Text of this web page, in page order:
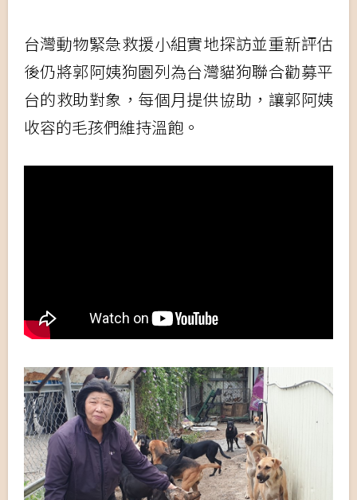
台灣動物緊急救援小組實地探訪並重新評估
後仍將郭阿姨狗園列為台灣貓狗聯合勸募平
台的救助對象，每個月提供協助，讓郭阿姨
收容的毛孩們維持溫飽。